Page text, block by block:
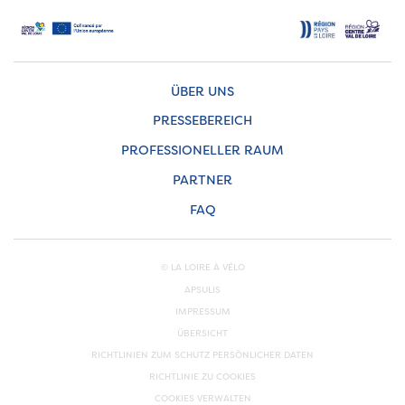
ÜBER UNS
PRESSEBEREICH
PROFESSIONELLER RAUM
PARTNER
FAQ
© LA LOIRE À VÉLO
APSULIS
IMPRESSUM
ÜBERSICHT
RICHTLINIEN ZUM SCHUTZ PERSÖNLICHER DATEN
RICHTLINIE ZU COOKIES
COOKIES VERWALTEN